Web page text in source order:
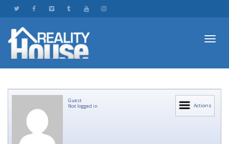
Actions
Guest
Not logged in